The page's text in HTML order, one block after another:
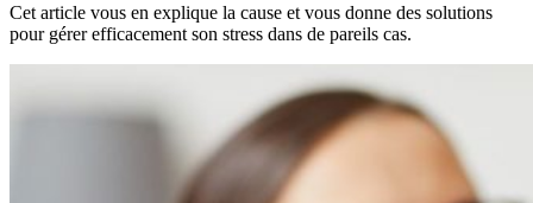
Cet article vous en explique la cause et vous donne des solutions
pour gérer efficacement son stress dans de pareils cas.